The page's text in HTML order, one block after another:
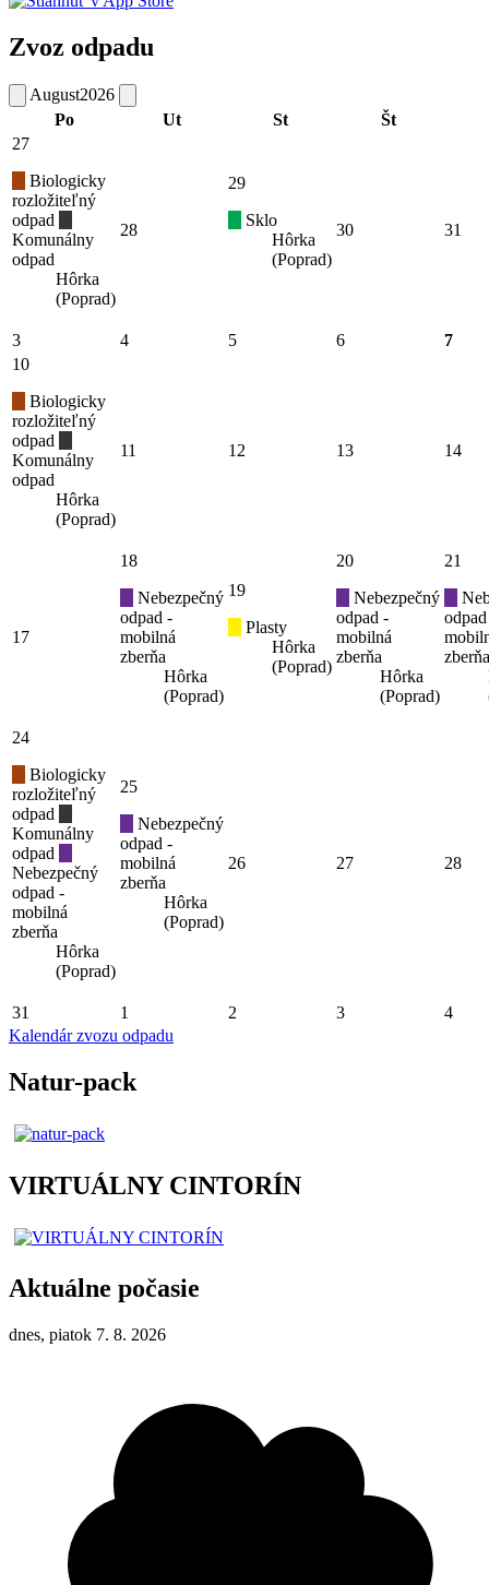
Zvoz odpadu
August2026
Po
Ut St Št
27
Biologicky
rozložiteľný
odpad
Komunálny
odpad
Hôrka
(Poprad)
28
29
Sklo
Hôrka
(Poprad)
30 31
3 4 5 6
7
10
Biologicky
rozložiteľný
odpad
Komunálny
odpad
Hôrka
(Poprad)
11 12 13 14
17
18
Nebezpečný
odpad -
mobilná
zberňa
Hôrka
(Poprad)
19
Plasty
Hôrka
(Poprad)
20
Nebezpečný
odpad -
mobilná
zberňa
Hôrka
(Poprad)
21
zberňa
24
Biologicky
rozložiteľný
odpad
Komunálny
odpad
Nebezpečný
odpad -
mobilná
zberňa
Hôrka
(Poprad)
25
Nebezpečný
odpad -
mobilná
zberňa
Hôrka
(Poprad)
26 27 28
31 1 2 3
4
Kalendár zvozu odpadu
Natur-pack
VIRTUÁLNY CINTORÍN
Aktuálne počasie
dnes, piatok 7. 8. 2026